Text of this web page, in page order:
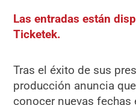
Las entradas están
Ticketek.
Tras el éxito de sus
producción anuncia
conocer nuevas fechas